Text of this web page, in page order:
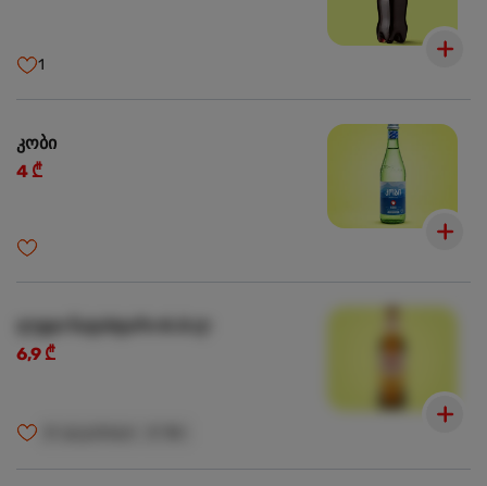
1
კობი
4 ₾
ლუდი ნატახტარი 0.5 ლ
6,9 ₾